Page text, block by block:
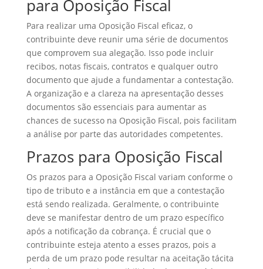
para Oposição Fiscal
Para realizar uma Oposição Fiscal eficaz, o
contribuinte deve reunir uma série de documentos
que comprovem sua alegação. Isso pode incluir
recibos, notas fiscais, contratos e qualquer outro
documento que ajude a fundamentar a contestação.
A organização e a clareza na apresentação desses
documentos são essenciais para aumentar as
chances de sucesso na Oposição Fiscal, pois facilitam
a análise por parte das autoridades competentes.
Prazos para Oposição Fiscal
Os prazos para a Oposição Fiscal variam conforme o
tipo de tributo e a instância em que a contestação
está sendo realizada. Geralmente, o contribuinte
deve se manifestar dentro de um prazo específico
após a notificação da cobrança. É crucial que o
contribuinte esteja atento a esses prazos, pois a
perda de um prazo pode resultar na aceitação tácita